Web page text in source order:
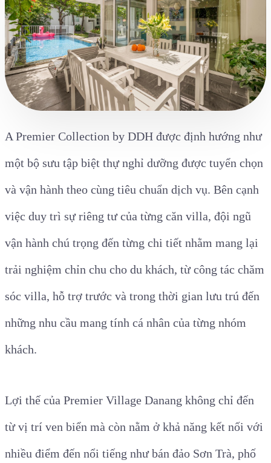
A Premier Collection by DDH được định hướng như
một bộ sưu tập biệt thự nghỉ dưỡng được tuyển chọn
và vận hành theo cùng tiêu chuẩn dịch vụ. Bên cạnh
việc duy trì sự riêng tư của từng căn villa, đội ngũ
vận hành chú trọng đến từng chi tiết nhằm mang lại
trải nghiệm chỉn chu cho du khách, từ công tác chăm
sóc villa, hỗ trợ trước và trong thời gian lưu trú đến
những nhu cầu mang tính cá nhân của từng nhóm
khách.
Lợi thế của Premier Village Danang không chỉ đến
từ vị trí ven biển mà còn nằm ở khả năng kết nối với
nhiều điểm đến nổi tiếng như bán đảo Sơn Trà, phố